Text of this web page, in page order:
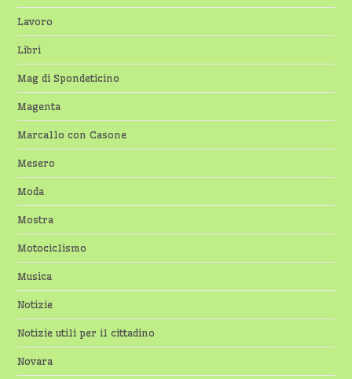
Lavoro
Libri
Mag di Spondeticino
Magenta
Marcallo con Casone
Mesero
Moda
Mostra
Motociclismo
Musica
Notizie
Notizie utili per il cittadino
Novara